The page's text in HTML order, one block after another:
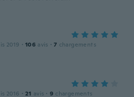
2019 · 106 avis · 7 chargements
2016 · 21 avis · 9 chargements